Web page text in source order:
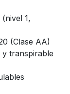
(nivel 1,
(Clase AA)
y transpirable